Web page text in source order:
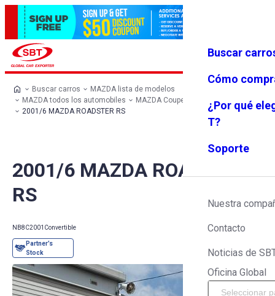
Favoritos Menú
Buscar
Cómo
¿Por qué
T?
Soporte
Nuestra
Contacto
Noticias de
Oficina Global
Buscar carros
MAZDA lista de modelos
MAZDA todos los automobiles
MAZDA Coupe
MAZDA ROADSTER
2001/6 MAZDA ROADSTER RS
2001/6 MAZDA ROADSTER
RS
NB8C2001 Convertible